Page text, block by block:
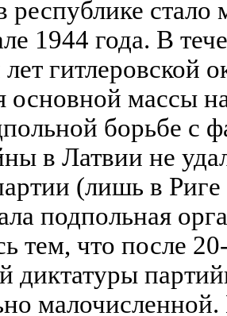
республике стало
1944 года. В
гитлеровской
основной массы
борьбе с
в Латвии не
(лишь в
подпольная
тем, что после
диктатуры